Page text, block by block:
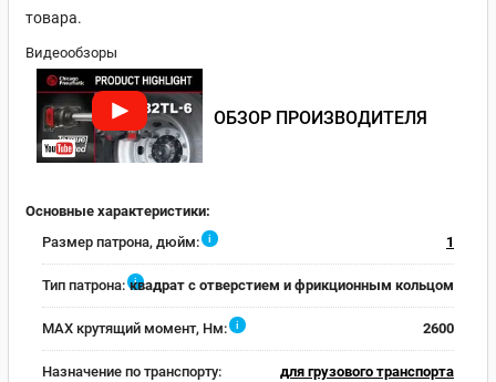
товара.
Видеообзоры
ОБЗОР ПРОИЗВОДИТЕЛЯ
Основные характеристики:
Размер патрона, дюйм:
i 1
Тип патрона: i
квадрат с отверстием и фрикционным кольцом
MAX крутящий момент, Нм: i 2600
Назначение по транспорту: для грузового транспорта